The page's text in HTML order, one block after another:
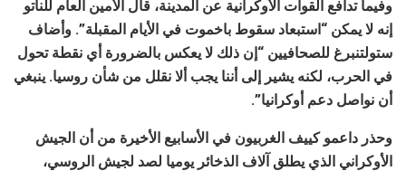
وفيما تدافع القوات الأوكرانية عن المدينة، قال الأمين العام للناتو
إنه لا يمكن “استبعاد سقوط باخموت في الأيام المقبلة”. وأضاف
ستولتنبرغ للصحافيين “إن ذلك لا يعكس بالضرورة أي نقطة تحول
في الحرب، لكنه يشير إلى أننا يجب ألا نقلل من شأن روسيا. ينبغي
أن نواصل دعم أوكرانيا”.
وحذر داعمو كييف الغربيون في الأسابيع الأخيرة من أن الجيش
الأوكراني الذي يطلق آلاف الذخائر يوميا لصد لجيش الروسي،